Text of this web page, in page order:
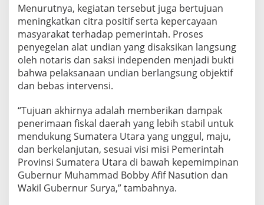
l
n
I
2
0
2
6
Menurutnya, kegiatan tersebut juga bertujuan
meningkatkan citra positif serta kepercayaan
masyarakat terhadap pemerintah. Proses
penyegelan alat undian yang disaksikan langsung
oleh notaris dan saksi independen menjadi bukti
bahwa pelaksanaan undian berlangsung objektif
dan bebas intervensi.
“Tujuan akhirnya adalah memberikan dampak
penerimaan fiskal daerah yang lebih stabil untuk
mendukung Sumatera Utara yang unggul, maju,
dan berkelanjutan, sesuai visi misi Pemerintah
Provinsi Sumatera Utara di bawah kepemimpinan
Gubernur Muhammad Bobby Afif Nasution dan
Wakil Gubernur Surya,” tambahnya.